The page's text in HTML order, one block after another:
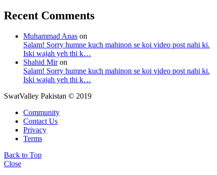
Recent Comments
Muhammad Anas on
Salam! Sorry humne kuch mahinon se koi video post nahi ki.
Iski wajah yeh thi k…
Shahid Miron
Salam! Sorry humne kuch mahinon se koi video post nahi ki.
Iski wajah yeh thi k…
SwatValley Pakistan © 2019
Community
Contact Us
Privacy
Terms
Back to Top
Close